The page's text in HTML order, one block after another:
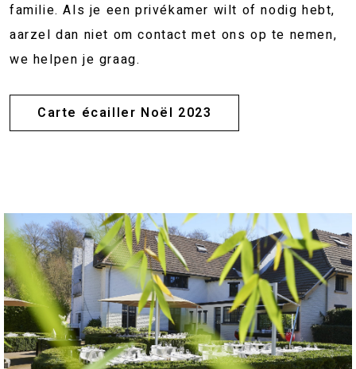
familie. Als je een privékamer wilt of nodig hebt,
aarzel dan niet om contact met ons op te nemen,
we helpen je graag.
Carte écailler Noël 2023